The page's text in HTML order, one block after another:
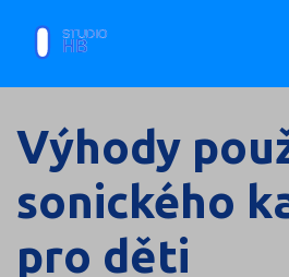
Výhody
sonického
pro děti